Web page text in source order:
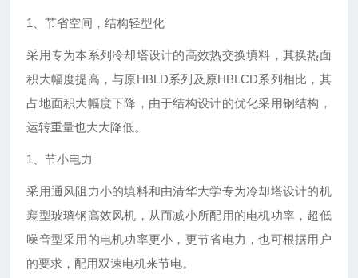
1、节省空间，结构轻型化
采用专为本系列冷却塔设计的高效热交换填料，其换热面
积大幅度提高，与原HBLD系列及原HBLCD系列相比，其
占地面积大幅度下降，由于结构设计的优化采用钢结构，
运转重量也大大降低。
1、节小电力
采用通风阻力小的填料和由清华大学专为冷却塔设计的机
襄型玻璃钢高效风机，从而减小所配用的电机功率，超低
噪音型采用的电机功率更小，更节省电力，也可根据用户
的要求，配用双速电机来节电。